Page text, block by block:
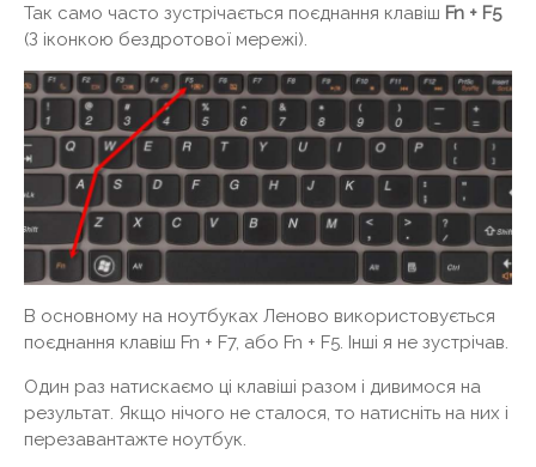
Так само часто зустрічається поєднання клавіш Fn + F5
(З іконкою бездротової мережі).
В основному на ноутбуках Леново використовується
поєднання клавіш Fn + F7, або Fn + F5. Інші я не зустрічав.
Один раз натискаємо ці клавіші разом і дивимося на
результат. Якщо нічого не сталося, то натисніть на них і
перезавантажте ноутбук.